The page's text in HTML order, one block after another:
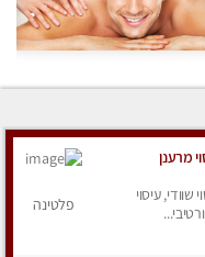
מרענן
שוודי, עיסוי
פלטינה